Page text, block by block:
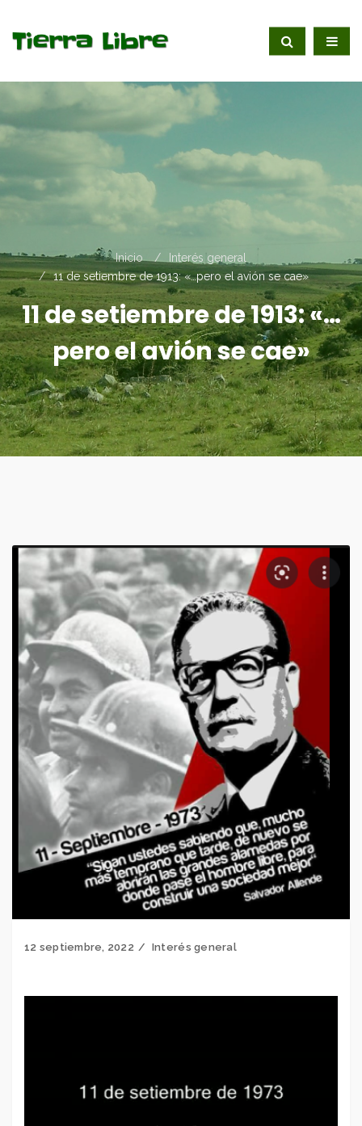
Inicio
Interés general
11 de setiembre de 1913: «…pero el avión se cae»
11 de setiembre de 1913: «…
pero el avión se cae»
12 septiembre, 2022 Interés general